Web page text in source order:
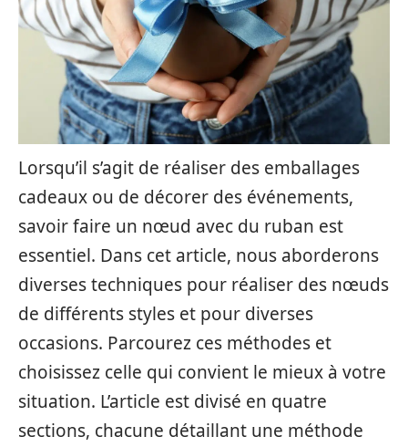
Lorsqu’il s’agit de réaliser des emballages
cadeaux ou de décorer des événements,
savoir faire un nœud avec du ruban est
essentiel. Dans cet article, nous aborderons
diverses techniques pour réaliser des nœuds
de différents styles et pour diverses
occasions. Parcourez ces méthodes et
choisissez celle qui convient le mieux à votre
situation. L’article est divisé en quatre
sections, chacune détaillant une méthode